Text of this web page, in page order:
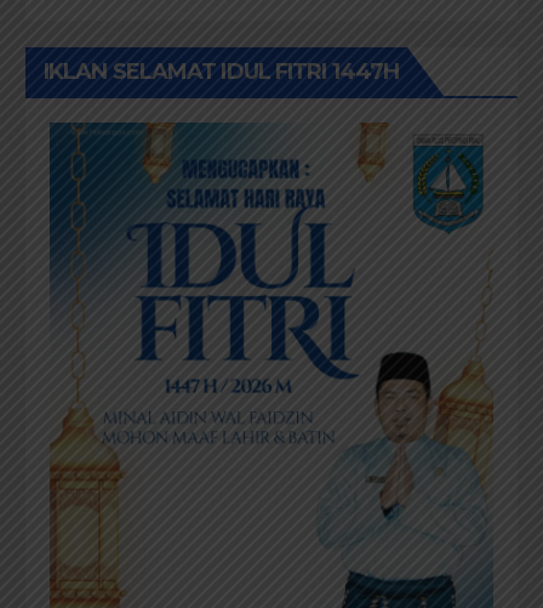
IKLAN SELAMAT IDUL FITRI 1447H